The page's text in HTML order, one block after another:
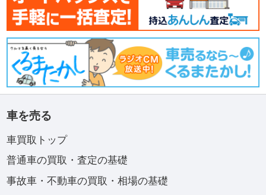
車を売る
車買取トップ
普通車の買取・査定の基礎
事故車・不動車の買取・相場の基礎